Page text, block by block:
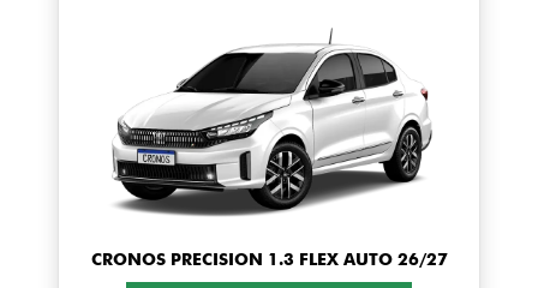
CRONOS PRECISION 1.3 FLEX AUTO 26/27